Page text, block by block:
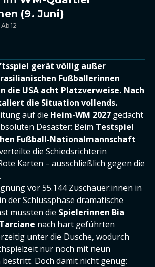
(9. Juni)
12
gerät völlig außer
Fußballerinnen
die USA acht Platzverweise. Nach
die Situation vollends.
auf die Heim-WM 2027 gedacht
Desaster: Beim Testspiel
Fußball-Nationalmannschaft
die Schiedsrichterin
Karten – ausschließlich gegen die
vor 55.144 Zuschauer:innen in
der Schlussphase dramatische
mussten die Spielerinnen Bia
nach hart geführten
unter die Dusche, wodurch
nur noch mit neun
bestritt. Doch damit nicht genug: